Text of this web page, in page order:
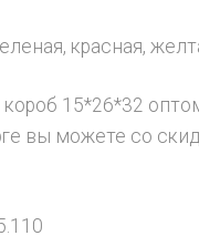
красная,
15*26*32
вы можете со